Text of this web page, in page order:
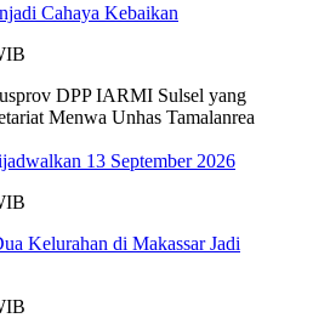
Cahaya Kebaikan
13 September 2026
Kelurahan di Makassar Jadi